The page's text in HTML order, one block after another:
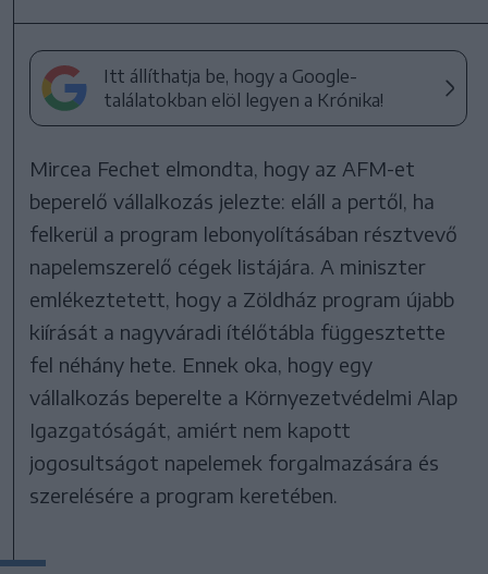
Itt állíthatja be, hogy a Google-
találatokban elöl legyen a Krónika!
Mircea Fechet elmondta, hogy az AFM-et
beperelő vállalkozás jelezte: eláll a pertől, ha
felkerül a program lebonyolításában résztvevő
napelemszerelő cégek listájára. A miniszter
emlékeztetett, hogy a Zöldház program újabb
kiírását a nagyváradi ítélőtábla függesztette
fel néhány hete. Ennek oka, hogy egy
vállalkozás beperelte a Környezetvédelmi Alap
Igazgatóságát, amiért nem kapott
jogosultságot napelemek forgalmazására és
szerelésére a program keretében.